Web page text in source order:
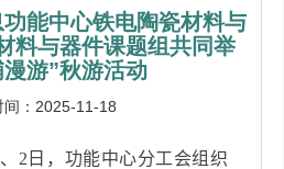
能中心铁电陶瓷材料与
料与器件课题组共同举
游”秋游活动
间：2025-11-18
2 日，功能中心分工会组织